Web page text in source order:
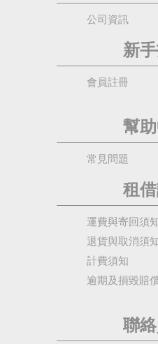
公司資訊
新
會員註冊
幫
常見問題
租
運費與寄回須
退貨與取消須
計費須知
逾期及損毀賠
聯